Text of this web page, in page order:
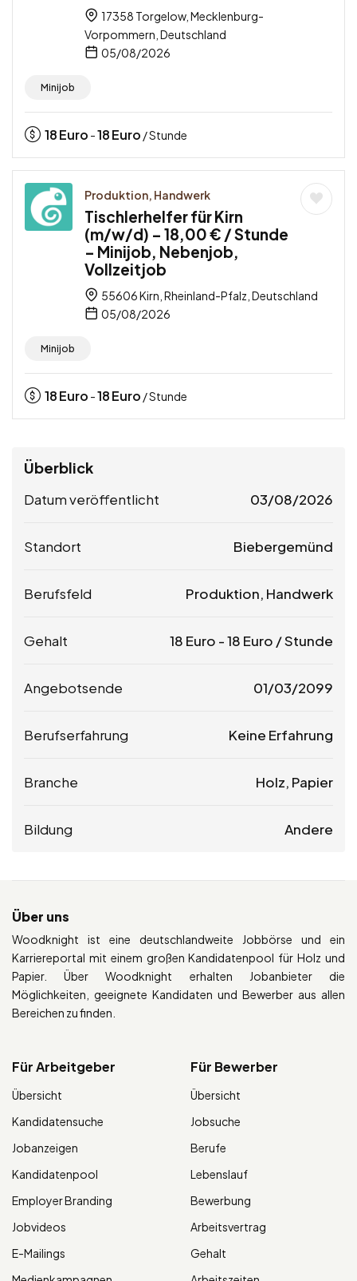
17358 Torgelow, Mecklenburg-
Vorpommern, Deutschland
05/08/2026
Minijob
18Euro -18Euro / Stunde
Produktion, Handwerk
Tischlerhelfer für Kirn
(m/w/d) – 18,00 € / Stunde
– Minijob, Nebenjob,
Vollzeitjob
55606 Kirn, Rheinland-Pfalz, Deutschland
05/08/2026
Minijob
18Euro -18Euro / Stunde
Überblick
Datum veröffentlicht 03/08/2026
Standort Biebergemünd
Berufsfeld Produktion, Handwerk
Gehalt 18 Euro -18 Euro / Stunde
Angebotsende 01/03/2099
Berufserfahrung Keine Erfahrung
Branche Holz, Papier
Bildung Andere
Über uns
Woodknight ist eine deutschlandweite Jobbörse und ein
Karriereportal mit einem großen Kandidatenpool für Holz und
Papier. Über Woodknight erhalten Jobanbieter die
Möglichkeiten, geeignete Kandidaten und Bewerber aus allen
Bereichen zu finden.
Für Arbeitgeber
Übersicht
Kandidatensuche
Jobanzeigen
Kandidatenpool
Employer Branding
Jobvideos
E-Mailings
Für Bewerber
Übersicht
Jobsuche
Berufe
Lebenslauf
Bewerbung
Arbeitsvertrag
Gehalt